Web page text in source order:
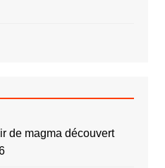
de magma découvert